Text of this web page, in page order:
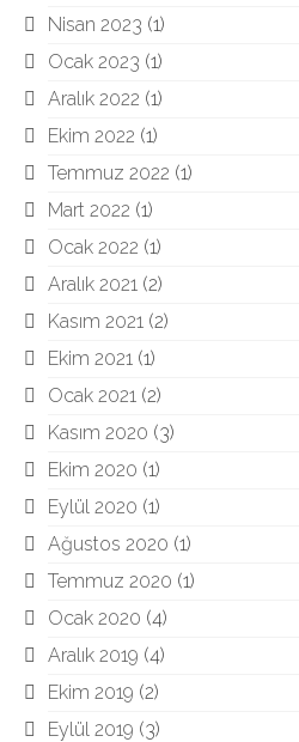
Nisan 2023 (1)
Ocak 2023 (1)
Aralık 2022 (1)
Ekim 2022 (1)
Temmuz 2022 (1)
Mart 2022 (1)
Ocak 2022 (1)
Aralık 2021 (2)
Kasım 2021 (2)
Ekim 2021 (1)
Ocak 2021 (2)
Kasım 2020 (3)
Ekim 2020 (1)
Eylül 2020 (1)
Ağustos 2020 (1)
Temmuz 2020 (1)
Ocak 2020 (4)
Aralık 2019 (4)
Ekim 2019 (2)
Eylül 2019 (3)